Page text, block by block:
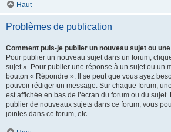
Haut
Problèmes de publication
Comment puis-je publier un nouveau sujet ou
Pour publier un nouveau sujet dans un forum,
sujet ». Pour publier une réponse à un sujet ou un
bouton « Répondre ». Il se peut que vous ayez
pouvoir rédiger un message. Sur chaque forum,
est affichée en bas de l’écran du forum ou du
publier de nouveaux sujets dans ce forum, vous
jointes dans ce forum, etc.